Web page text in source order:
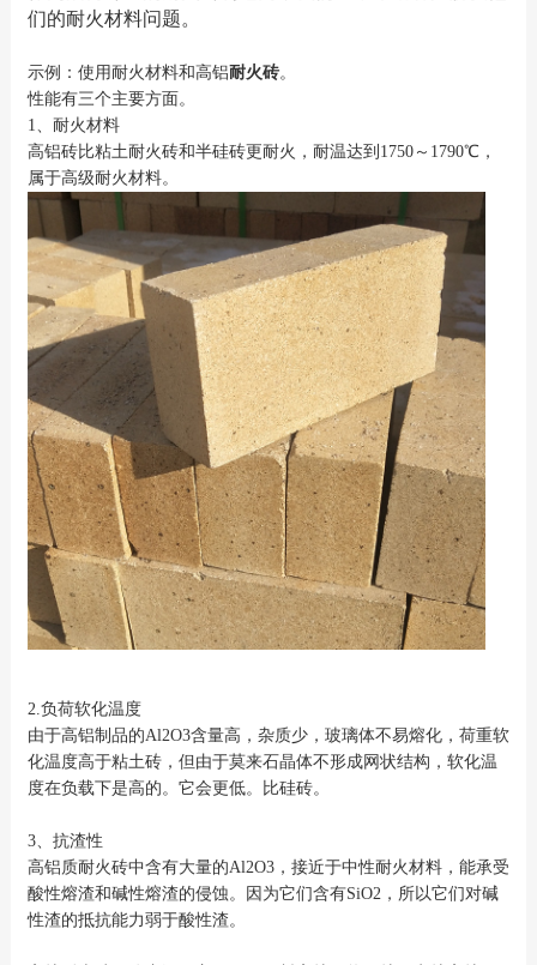
们的耐火材料问题。
示例：使用耐火材料和高铝耐火砖。
性能有三个主要方面。
1、耐火材料
高铝砖比粘土耐火砖和半硅砖更耐火，耐温达到1750～1790℃，
属于高级耐火材料。
2.负荷软化温度
由于高铝制品的Al2O3含量高，杂质少，玻璃体不易熔化，荷重软
化温度高于粘土砖，但由于莫来石晶体不形成网状结构，软化温
度在负载下是高的。它会更低。比硅砖。
3、抗渣性
高铝质耐火砖中含有大量的Al2O3，接近于中性耐火材料，能承受
酸性熔渣和碱性熔渣的侵蚀。因为它们含有SiO2，所以它们对碱
性渣的抵抗能力弱于酸性渣。